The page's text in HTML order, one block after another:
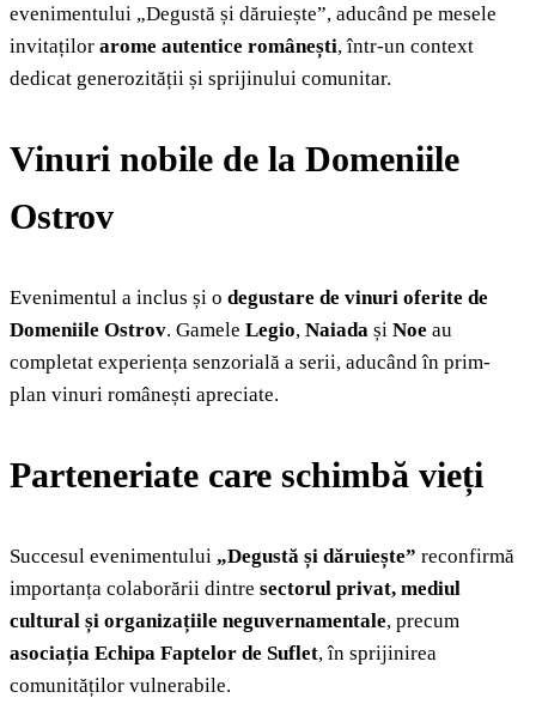
evenimentului „Degustă și dăruiește”, aducând pe mesele
invitaților arome autentice românești, într-un context
dedicat generozității și sprijinului comunitar.
Vinuri nobile de la Domeniile
Ostrov
Evenimentul a inclus și o degustare de vinuri oferite de
Domeniile Ostrov. Gamele Legio, Naiada și Noe au
completat experiența senzorială a serii, aducând în prim-
plan vinuri românești apreciate.
Parteneriate care schimbă vieți
Succesul evenimentului „Degustă și dăruiește” reconfirmă
importanța colaborării dintre sectorul privat, mediul
cultural și organizațiile neguvernamentale, precum
asociația Echipa Faptelor de Suflet, în sprijinirea
comunităților vulnerabile.